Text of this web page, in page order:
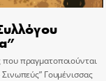
πραγματοποιούνται
Γουμένισσας